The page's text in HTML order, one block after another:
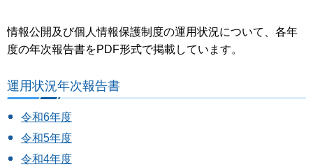
情報公開及び個人情報保護制度の運用状況について、各年
度の年次報告書をPDF形式で掲載しています。
運用状況年次報告書
令和6年度
令和5年度
令和4年度